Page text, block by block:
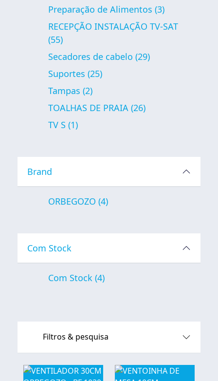
Filtros & pesquisa
Preparação de Alimentos (3)
RECEPÇÃO INSTALAÇÃO TV-SAT
(55)
Secadores de cabelo (29)
Suportes (25)
Tampas (2)
TOALHAS DE PRAIA (26)
TV S (1)
Brand
ORBEGOZO (4)
Com Stock
Com Stock (4)